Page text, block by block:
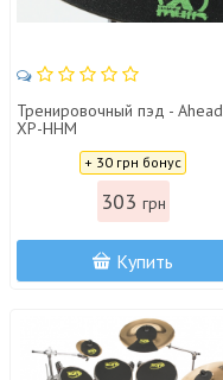
Тренировочный пэд - Ahead
XP-HHM
+ 30 грн бонус
303 грн
Купить